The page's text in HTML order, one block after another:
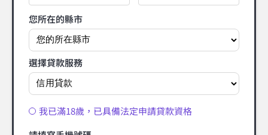
您所在的縣市
選擇貸款服務
我已滿18歲，已具備法定申請貸款資格